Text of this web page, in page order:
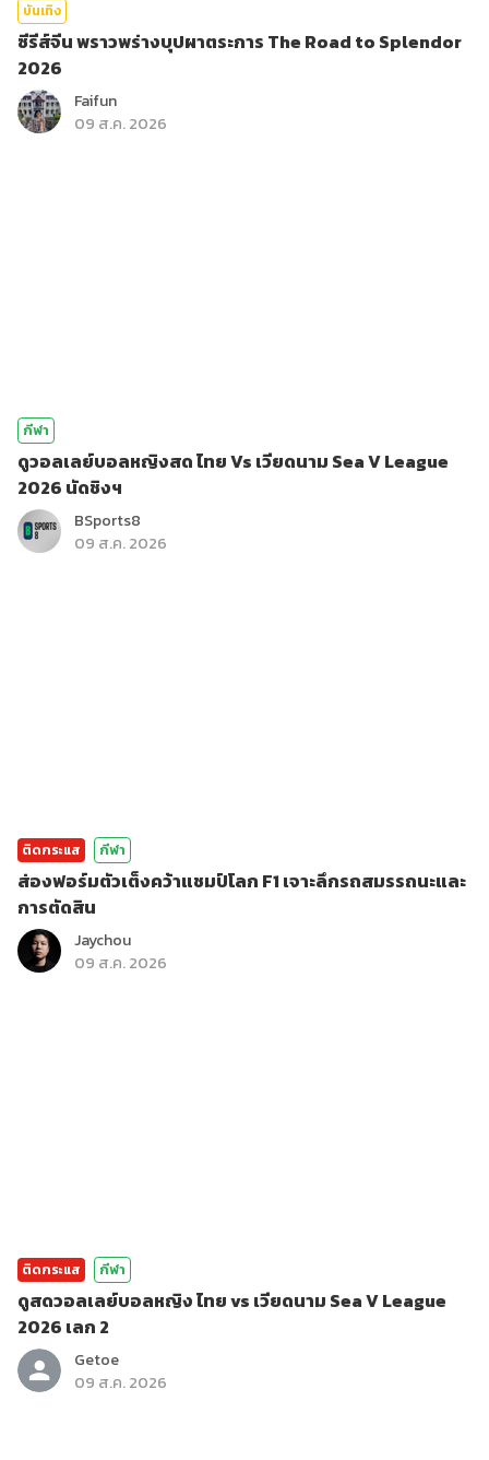
บันเทิง
ซีรีส์จีน พราวพร่างบุปผาตระการ The Road to Splendor
2026
Faifun
09 ส.ค. 2026
กีฬา
ดูวอลเลย์บอลหญิงสด ไทย Vs เวียดนาม Sea V League
2026 นัดชิงฯ
BSports8
09 ส.ค. 2026
ติดกระแส กีฬา
ส่องฟอร์มตัวเต็งคว้าแชมป์โลก F1 เจาะลึกรถสมรรถนะและ
การตัดสิน
Jaychou
09 ส.ค. 2026
ติดกระแส กีฬา
ดูสดวอลเลย์บอลหญิง ไทย vs เวียดนาม Sea V League
2026 เลก 2
Getoe
09 ส.ค. 2026